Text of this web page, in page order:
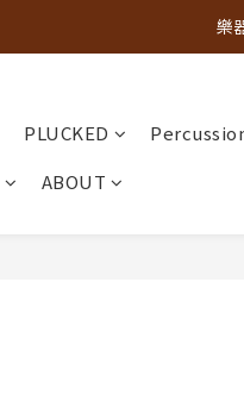
樂
PLUCKED
ABOUT